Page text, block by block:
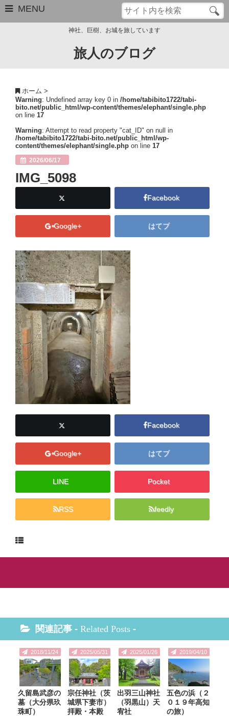
MENU
サイトマップ
Close
神社、巨樹、お城を旅しています
旅人のブログ
ホーム >
Warning: Undefined array key 0 in /home/tabibito1722/tabi-
bito.net/public_html/wp-content/themes/elephant/single.php
on line 17
Warning: Attempt to read property "cat_ID" on null in
/home/tabibito1722/tabi-bito.net/public_html/wp-
content/themes/elephant/single.php on line 17
2026/06/17
IMG_5098
Facebook
Google+ はてブ
Facebook
Google+ はてブ
LINE Pocket
RSS feedly
関連記事 - Related Posts -
2018/11/24
久留島武彦の
墓（大分県玖
珠町）
2025/05/31
宗任神社（茨
城県下妻市）
拝殿・本殿
2025/01/26
出羽三山神社
（羽黒山）天
宥社
2019/04/10
五色の浜（２
０１９年高知
の旅）